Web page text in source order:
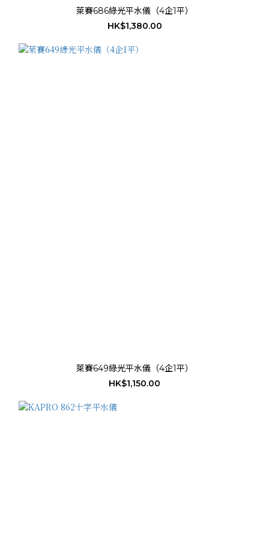
萊賽686綠光平水儀（4企1平）
HK$1,380.00
萊賽649綠光平水儀（4企1平）
HK$1,150.00